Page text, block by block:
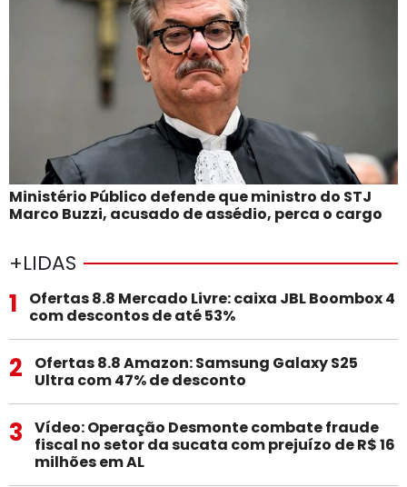
Ministério Público defende que ministro do STJ
Marco Buzzi, acusado de assédio, perca o cargo
+LIDAS
1
Ofertas 8.8 Mercado Livre: caixa JBL Boombox 4
com descontos de até 53%
2
Ofertas 8.8 Amazon: Samsung Galaxy S25
Ultra com 47% de desconto
3
Vídeo: Operação Desmonte combate fraude
fiscal no setor da sucata com prejuízo de R$ 16
milhões em AL